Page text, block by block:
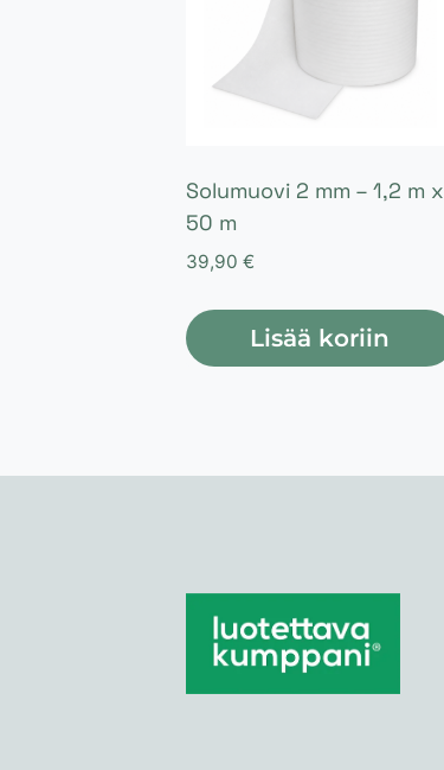
Solumuovi 2 mm – 1,2 m x
50 m
39,90 €
Lisää koriin